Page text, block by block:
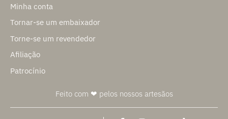
Minha conta
Tornar-se um embaixador
Torne-se um revendedor
Afiliação
Patrocínio
Feito com ❤ pelos nossos artesãos